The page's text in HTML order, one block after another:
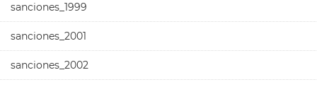
sanciones_1999
sanciones_2001
sanciones_2002